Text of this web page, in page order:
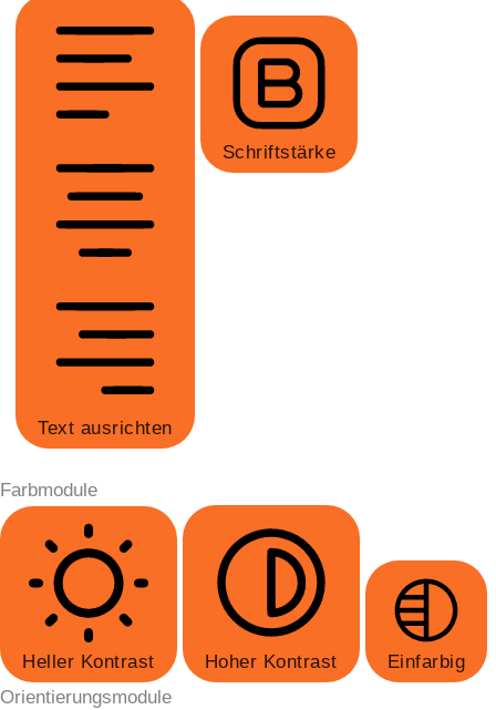
Text ausrichten
Schriftstärke
Farbmodule
Heller Kontrast Hoher Kontrast
Einfarbig
Orientierungsmodule